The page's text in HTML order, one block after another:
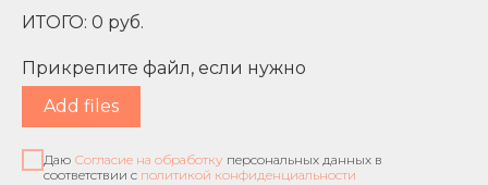
ИТОГО: 0 руб.
Прикрепите файл, если нужно
Add files
Даю Согласие на обработку персональных данных в
соответствии с политикой конфиденциальности